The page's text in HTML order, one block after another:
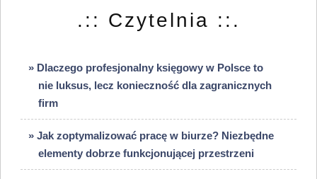
.:: Czytelnia ::.
» Dlaczego profesjonalny księgowy w Polsce to
nie luksus, lecz konieczność dla zagranicznych
firm
» Jak zoptymalizować pracę w biurze? Niezbędne
elementy dobrze funkcjonującej przestrzeni